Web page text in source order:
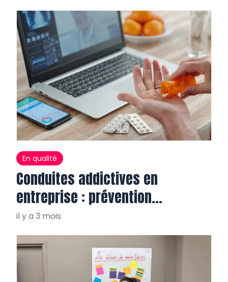
En qualité
Conduites addictives en
entreprise : prévention
salvatrice
il y a 3 mois